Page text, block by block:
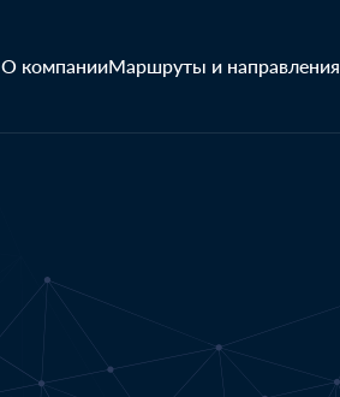
О компанииМаршруты и направления